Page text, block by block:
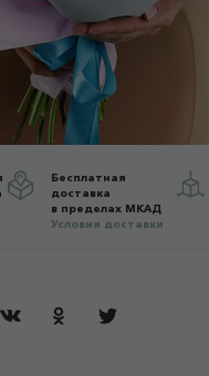
Бесплатная
доставка
в пределах МКАД
Условия доставки